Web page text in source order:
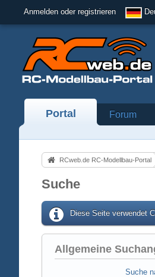
Anmelden oder registrieren
Portal Forum
RCweb.de RC-Modellbau-Portal
Suche
Diese Seite verwendet
Allgemeine
Suche